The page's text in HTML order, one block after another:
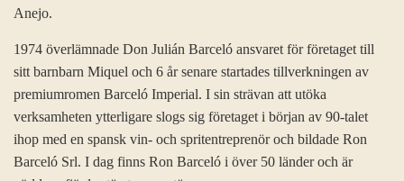
Anejo.
1974 överlämnade Don Julián Barceló ansvaret för företaget till
sitt barnbarn Miquel och 6 år senare startades tillverkningen av
premiumromen Barceló Imperial. I sin strävan att utöka
verksamheten ytterligare slogs sig företaget i början av 90-talet
ihop med en spansk vin- och spritentreprenör och bildade Ron
Barceló Srl. I dag finns Ron Barceló i över 50 länder och är